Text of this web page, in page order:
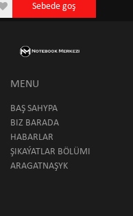
Sebede goş
MENU
BAŞ SAHYPA
BIZ BARADA
HABARLAR
ŞIKAÝATLAR BÖLÜMI
ARAGATNAŞYK